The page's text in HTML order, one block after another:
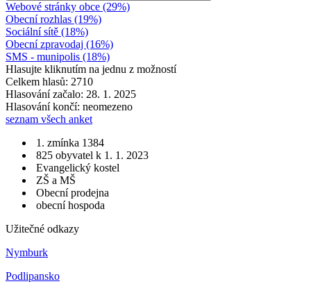
Webové stránky obce (29%)
Obecní rozhlas (19%)
Sociální sítě (18%)
Obecní zpravodaj (16%)
SMS - munipolis (18%)
Hlasujte kliknutím na jednu z možností
Celkem hlasů: 2710
Hlasování začalo: 28. 1. 2025
Hlasování končí: neomezeno
seznam všech anket
1. zmínka 1384
825 obyvatel k 1. 1. 2023
Evangelický kostel
ZŠ a MŠ
Obecní prodejna
obecní hospoda
Užitečné odkazy
Nymburk
Podlipansko